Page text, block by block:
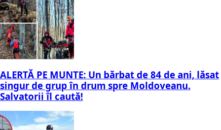
ALERTĂ PE MUNTE: Un bărbat de 84 de ani, lăsat
singur de grup în drum spre Moldoveanu.
Salvatorii îl caută!